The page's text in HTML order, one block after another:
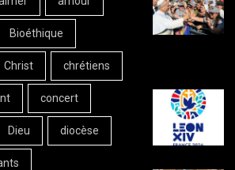
Bioéthique
Christ chrétiens
concert
Dieu diocèse